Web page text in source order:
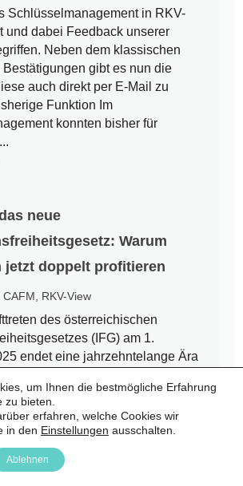
Schlüsselmanagement in RKV-
und dabei Feedback unserer
Neben dem klassischen
gibt es nun die
auch direkt per E-Mail zu
Funktion Im
konnten bisher für
neue
Warum
jetzt doppelt profitieren
CAFM RKV-View
des österreichischen
(IFG) am 1.
endet eine jahrzehntelange Ära
Rechtsanspruch auf Zugang zu
– auch auf kommunaler
und Gemeinden...
um Ihnen die bestmögliche Erfahrung
bieten.
erfahren, welche Cookies wir
in den Einstellungen ausschalten.
Ablehnen